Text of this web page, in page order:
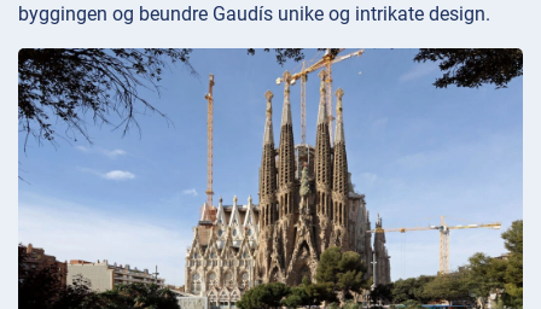
byggingen og beundre Gaudís unike og intrikate design.